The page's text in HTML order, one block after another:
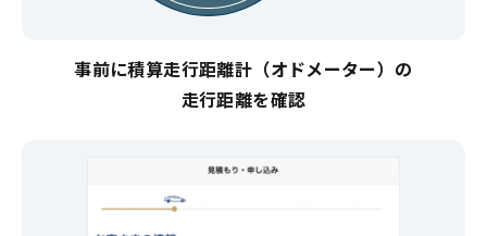
事前に積算走行距離計（オドメーター）の
走行距離を確認